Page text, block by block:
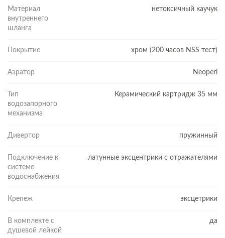
Материал
внутреннего
шланга
нетоксичный каучук
Покрытие хром (200 часов NSS тест)
Аэратор Neoperl
Тип
водозапорного
механизма
Керамический картридж 35 мм
Дивертор пружинный
Подключение к
системе
водоснабжения
латунные эксцентрики с отражателями
Крепеж эксцетрики
В комплекте с
душевой лейкой
да